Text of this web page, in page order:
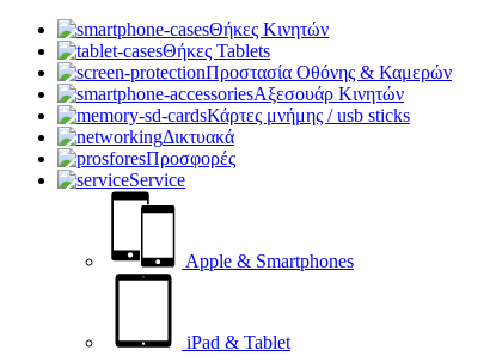
Θήκες Κινητών
Θήκες Tablets
Προστασία Οθόνης & Καμερών
Αξεσουάρ Κινητών
Κάρτες μνήμης / usb sticks
Δικτυακά
Προσφορές
Service
Apple & Smartphones
iPad & Tablet